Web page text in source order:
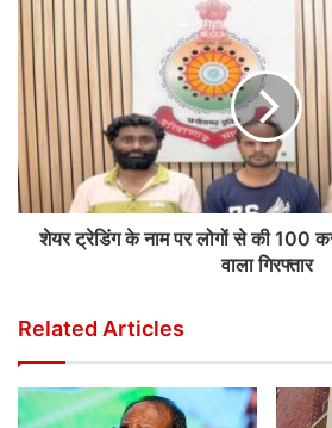
शेयर ट्रेडिंग के नाम पर लोगों से की 100
वाला गिरफ्तार
Related Articles